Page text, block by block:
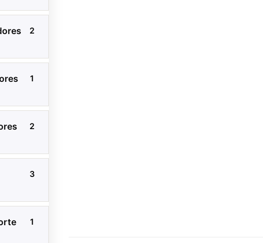
a alimentos en
y secos: interpretación
ventilación, demoras,
embalaje, estiba y
2
1
2
3
1